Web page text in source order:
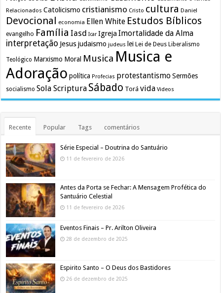
Relacionados Catolicismo cristianismo Cristo cultura Daniel
Devocional economia Ellen White Estudos Bíblicos
evangelho Família Iasd Icar Igreja Imortalidade da Alma
interpretação Jesusjudaismo judeus lei Lei de Deus Liberalismo
Teológico Marxismo Moral Musica Musica e
Adoração política Profecias protestantismo Sermões
socialismo Sola Scriptura Sábado Torá vida Videos
Recente Popular Tags comentários
Série Especial – Doutrina do Santuário
11 de fevereiro de 2026
Antes da Porta se Fechar: A Mensagem Profética do
Santuário Celestial
11 de fevereiro de 2026
Eventos Finais – Pr. Arilton Oliveira
28 de dezembro de 2025
Espirito Santo – O Deus dos Bastidores
26 de dezembro de 2025